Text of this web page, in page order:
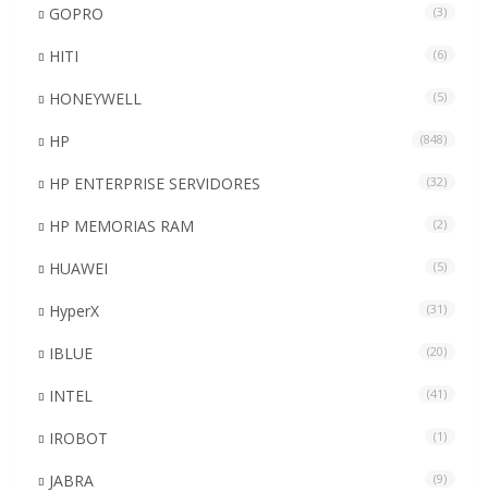
GOPRO (3)
HITI (6)
HONEYWELL (5)
HP (848)
HP ENTERPRISE SERVIDORES (32)
HP MEMORIAS RAM (2)
HUAWEI (5)
HyperX (31)
IBLUE (20)
INTEL (41)
IROBOT (1)
JABRA (9)